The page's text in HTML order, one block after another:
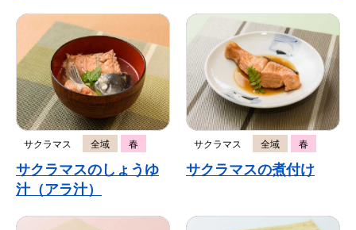
サクラマス 全域 春
サクラマスのしょうゆ
汁（アラ汁）
サクラマス 全域 春
サクラマスの煮付け